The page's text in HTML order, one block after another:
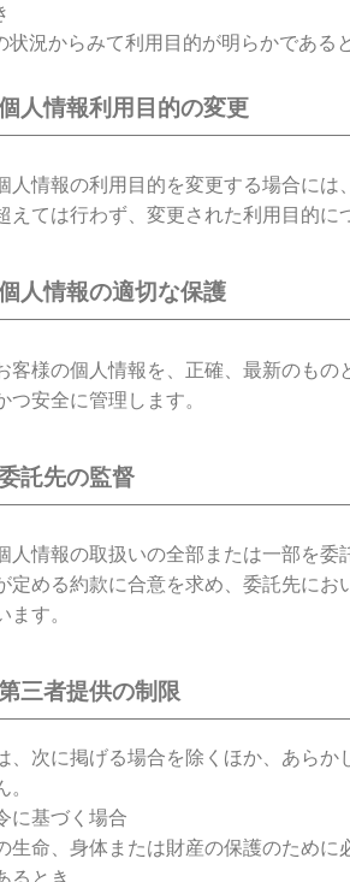
状況からみて利用目的が明らかである
人情報利用目的の変更
人情報の利用目的を変更する場合に
えては行わず、変更された利用目的に
人情報の適切な保護
客様の個人情報を、正確、最新のも
つ安全に管理します。
託先の監督
人情報の取扱いの全部または一部を
定める約款に合意を求め、委託先に
ます。
三者提供の制限
、次に掲げる場合を除くほか、あら
。
に基づく場合
生命、身体または財産の保護のため
るとき